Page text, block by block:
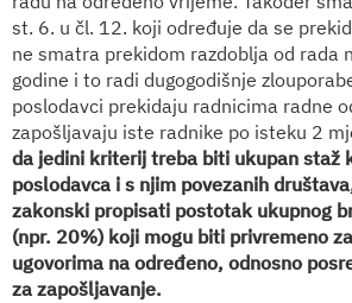
st. 6. u čl. 12. koji određuje da se
ne smatra prekidom razdoblja od rada
godine i to radi dugogodišnje
poslodavci prekidaju radnicima radne
zapošljavaju iste radnike po isteku 2
da jedini kriterij treba biti ukupan staž
poslodavca i s njim povezanih
zakonski propisati postotak ukupnog
(npr. 20%) koji mogu biti privremeno
ugovorima na određeno, odnosno
za zapošljavanje.